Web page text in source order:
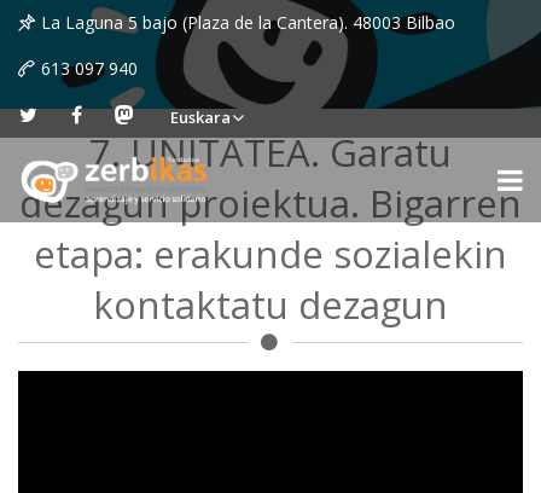
La Laguna 5 bajo (Plaza de la Cantera). 48003 Bilbao
613 097 940
Euskara
7. UNITATEA. Garatu
dezagun proiektua. Bigarren
etapa: erakunde sozialekin
kontaktatu dezagun